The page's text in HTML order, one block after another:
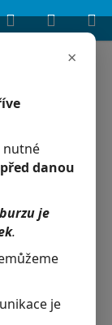
×
nutné
danou
je
.
je
a může se
čase.
Hledat
KOŠÍK